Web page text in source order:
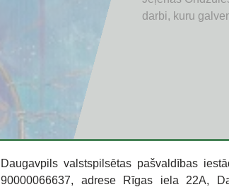
atklājas īpašā
Dzīvojot un
Mākslinieces
aplūkot Janinas
veidotajās
stāsti”
dažādās krāsās
darbu izstāde
suņa
kuru galvenā
mākslinieciskus
darbi, kuru
Daugavpils valstspilsētas pašvaldības
90000066637, adrese Rīgas iela 22A,